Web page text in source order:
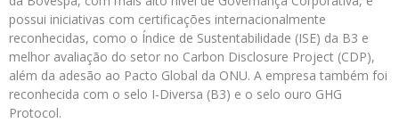
possui iniciativas com certificações internacionalmente
reconhecidas, como o Índice de Sustentabilidade (ISE) da B3 e
melhor avaliação do setor no Carbon Disclosure Project (CDP),
além da adesão ao Pacto Global da ONU. A empresa também foi
reconhecida com o selo I-Diversa (B3) e o selo ouro GHG
Protocol.